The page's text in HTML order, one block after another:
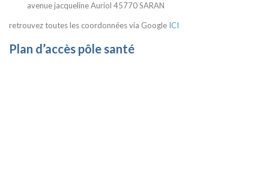
avenue jacqueline Auriol 45770 SARAN
retrouvez toutes les coordonnées via Google ICI
Plan d’accès pôle santé